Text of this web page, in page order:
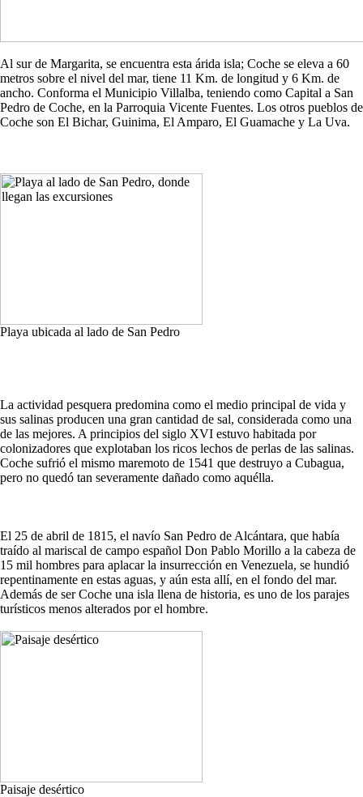
Al sur de Margarita, se encuentra esta árida isla; Coche se eleva a 60
metros sobre el nivel del mar, tiene 11 Km. de longitud y 6 Km. de
ancho. Conforma el Municipio Villalba, teniendo como Capital a San
Pedro de Coche, en la Parroquia Vicente Fuentes. Los otros pueblos de
Coche son El Bichar, Guinima, El Amparo, El Guamache y La Uva.
Playa ubicada al lado de San Pedro
La actividad pesquera predomina como el medio principal de vida y
sus salinas producen una gran cantidad de sal, considerada como una
de las mejores. A principios del siglo XVI estuvo habitada por
colonizadores que explotaban los ricos lechos de perlas de las salinas.
Coche sufrió el mismo maremoto de 1541 que destruyo a Cubagua,
pero no quedó tan severamente dañado como aquélla.
El 25 de abril de 1815, el navío San Pedro de Alcántara, que había
traído al mariscal de campo español Don Pablo Morillo a la cabeza de
15 mil hombres para aplacar la insurrección en Venezuela, se hundió
repentinamente en estas aguas, y aún esta allí, en el fondo del mar.
Además de ser Coche una isla llena de historia, es uno de los parajes
turísticos menos alterados por el hombre.
Paisaje desértico